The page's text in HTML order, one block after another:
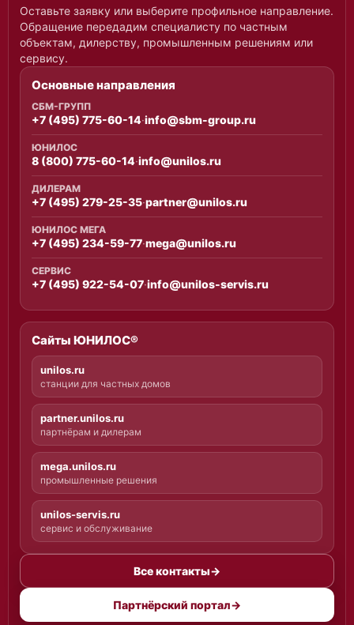
Оставьте заявку или выберите профильное направление.
Обращение передадим специалисту по частным
объектам, дилерству, промышленным решениям или
сервису.
Основные направления
СБМ-ГРУПП
+7 (495) 775-60-14·info@sbm-group.ru
ЮНИЛОС
8 (800) 775-60-14·info@unilos.ru
ДИЛЕРАМ
+7 (495) 279-25-35·partner@unilos.ru
ЮНИЛОС МЕГА
+7 (495) 234-59-77·mega@unilos.ru
СЕРВИС
+7 (495) 922-54-07·info@unilos-servis.ru
Сайты ЮНИЛОС®
unilos.ru
станции для частных домов
partner.unilos.ru
партнёрам и дилерам
mega.unilos.ru
промышленные решения
unilos-servis.ru
сервис и обслуживание
Все контакты→
Партнёрский портал→